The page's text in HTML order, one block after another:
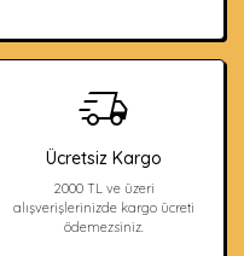
Ücretsiz Kargo
2000 TL ve üzeri
alışverişlerinizde kargo ücreti
ödemezsiniz.